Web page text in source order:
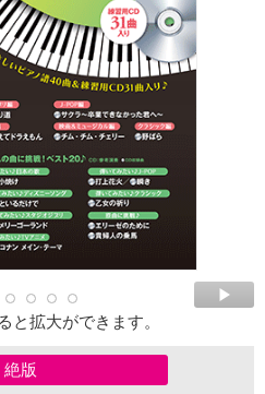
と拡大ができます。
絶版